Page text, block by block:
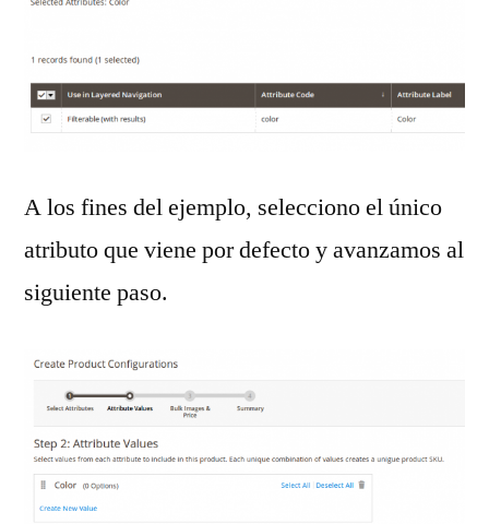
A los fines del ejemplo, selecciono el único
atributo que viene por defecto y avanzamos al
siguiente paso.